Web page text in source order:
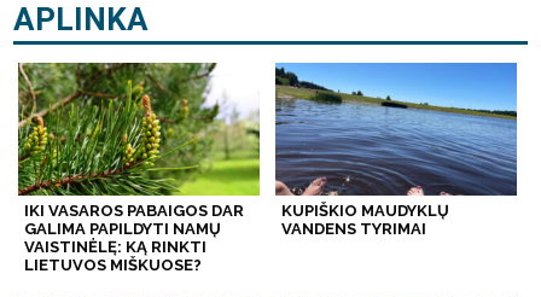
APLINKA
IKI VASAROS PABAIGOS DAR
GALIMA PAPILDYTI NAMŲ
VAISTINĖLĘ: KĄ RINKTI
LIETUVOS MIŠKUOSE?
KUPIŠKIO MAUDYKLŲ
VANDENS TYRIMAI